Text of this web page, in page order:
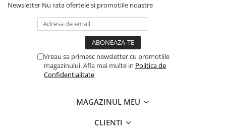
Newsletter Nu rata ofertele si promotiile noastre
Vreau sa primesc newsletter cu promotiile
magazinului. Afla mai multe in Politica de
Confidentialitate
MAGAZINUL MEU
CLIENTI